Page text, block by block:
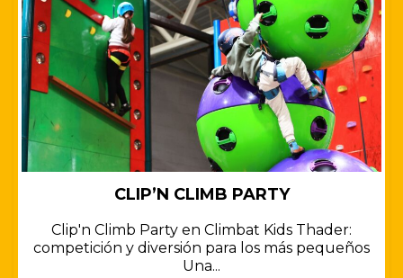
CLIP’N CLIMB PARTY
Clip'n Climb Party en Climbat Kids Thader:
competición y diversión para los más pequeños
Una...